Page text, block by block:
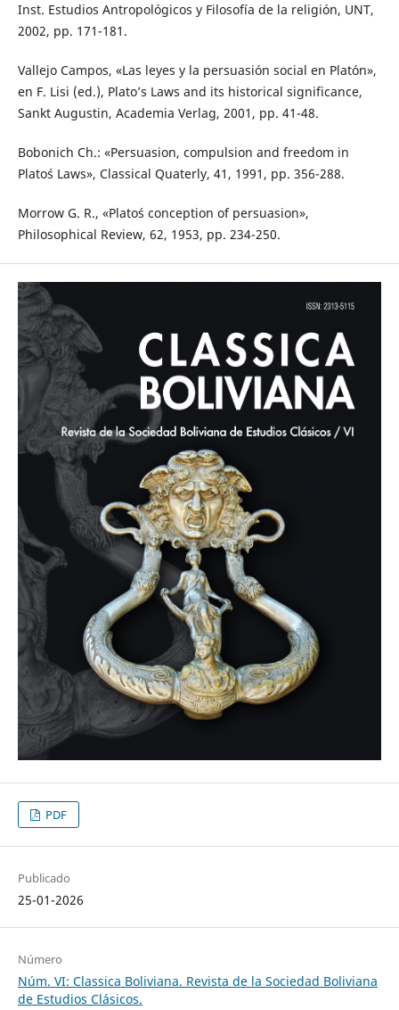
Inst. Estudios Antropológicos y Filosofía de la religión, UNT,
2002, pp. 171-181.
Vallejo Campos, «Las leyes y la persuasión social en Platón»,
en F. Lisi (ed.), Plato’s Laws and its historical significance,
Sankt Augustin, Academia Verlag, 2001, pp. 41-48.
Bobonich Ch.: «Persuasion, compulsion and freedom in
Plato´s Laws», Classical Quaterly, 41, 1991, pp. 356-288.
Morrow G. R., «Plato´s conception of persuasion»,
Philosophical Review, 62, 1953, pp. 234-250.
PDF
Publicado
25-01-2026
Número
Núm. VI: Classica Boliviana. Revista de la Sociedad Boliviana
de Estudios Clásicos.